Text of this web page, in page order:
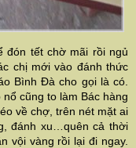
đón tết chờ mãi rồi ngủ
chị mới vào đánh thức
Bình Đà cho gọi là có.
cũng to làm Bác hàng
về chợ, trên nét mặt ai
đánh xu…quên cả thời
vội vàng rồi lại đi ngay.